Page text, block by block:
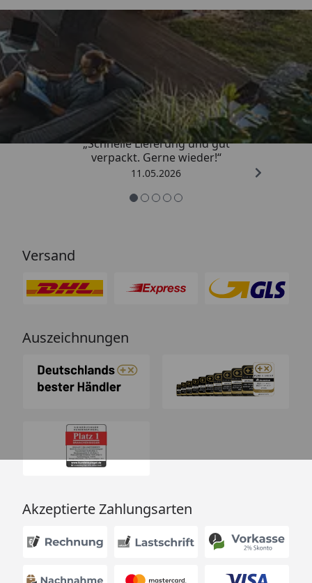
Trusted Shops
4,93/ 5
„Schnelle Lieferung und gut
verpackt. Gerne wieder!“
11.05.2026
Versand
Auszeichnungen
Akzeptierte Zahlungsarten